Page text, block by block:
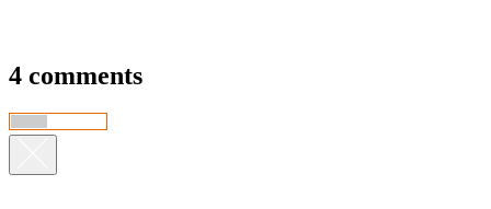
4 comments